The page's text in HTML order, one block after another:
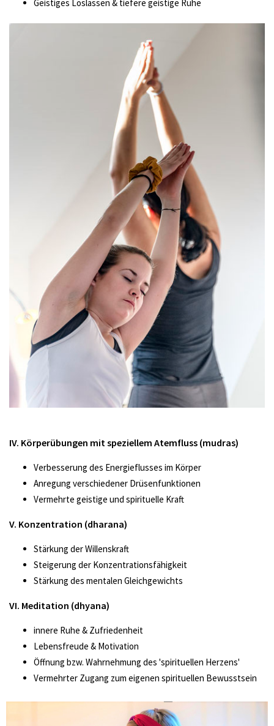
Geistiges Loslassen & tiefere geistige Ruhe
IV. Körperübungen mit speziellem Atemfluss (mudras)
Verbesserung des Energieflusses im Körper
Anregung verschiedener Drüsenfunktionen
Vermehrte geistige und spirituelle Kraft
V. Konzentration (dharana)
Stärkung der Willenskraft
Steigerung der Konzentrationsfähigkeit
Stärkung des mentalen Gleichgewichts
VI. Meditation (dhyana)
innere Ruhe & Zufriedenheit
Lebensfreude & Motivation
Öffnung bzw. Wahrnehmung des 'spirituellen Herzens'
Vermehrter Zugang zum eigenen spirituellen Bewusstsein